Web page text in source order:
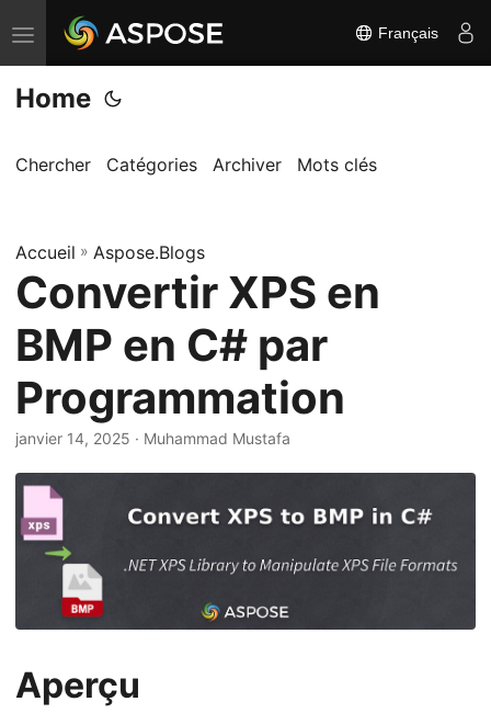
B
a
s
u
r
l
a
n
v
i
g
t
Français
Home
Chercher Catégories Archiver Mots clés
Accueil » Aspose.Blogs
Convertir XPS en
BMP en C# par
Programmation
janvier 14, 2025 · Muhammad Mustafa
Aperçu